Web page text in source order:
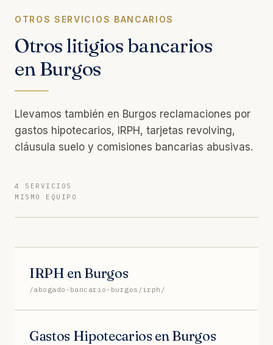
OTROS SERVICIOS BANCARIOS
Otros litigios bancarios
en Burgos
Llevamos también en Burgos reclamaciones por
gastos hipotecarios, IRPH, tarjetas revolving,
cláusula suelo y comisiones bancarias abusivas.
4 SERVICIOS
MISMO EQUIPO
IRPH en Burgos
/abogado-bancario-burgos/irph/
Gastos Hipotecarios en Burgos